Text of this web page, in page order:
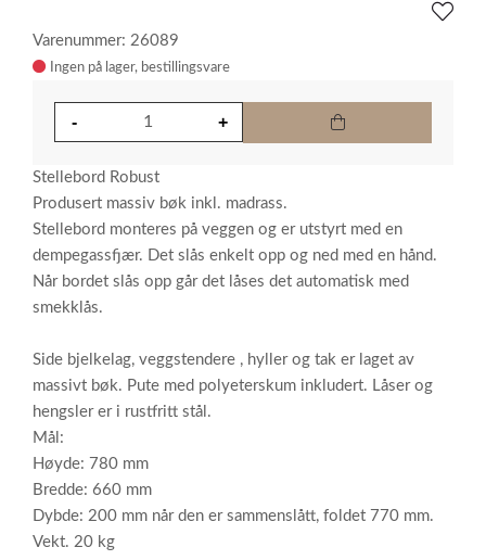
Varenummer: 26089
Ingen på lager
Stellebord Robust
Produsert massiv bøk inkl. madrass.
Stellebord monteres på veggen og er utstyrt med en
dempegassfjær. Det slås enkelt opp og ned med en hånd.
Når bordet slås opp går det låses det automatisk med
smekklås.
Side bjelkelag, veggstendere , hyller og tak er laget av
massivt bøk. Pute med polyeterskum inkludert. Låser og
hengsler er i rustfritt stål.
Mål:
Høyde: 780 mm
Bredde: 660 mm
Dybde: 200 mm når den er sammenslått, foldet 770 mm.
Vekt. 20 kg